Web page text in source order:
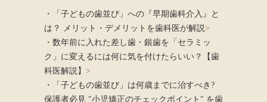
・「子どもの歯並び」への『早期歯科介入』と
は？ メリット・デメリットを歯科医が解説>
・数年前に入れた差し歯・銀歯を「セラミッ
ク」に変えるには何に気を付けたらいい？【歯
科医解説】 >
・「子どもの歯並び」は何歳までに治すべき?
保護者必見 "小児矯正のチェックポイント" を歯